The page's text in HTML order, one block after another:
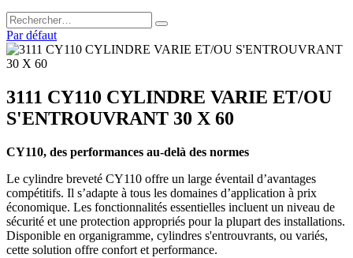
Par défaut
3111 CY110 CYLINDRE VARIE ET/OU
S'ENTROUVRANT 30 X 60
CY110, des performances au-delà des normes
Le cylindre breveté CY110 offre un large éventail d’avantages
compétitifs. Il s’adapte à tous les domaines d’application à prix
économique. Les fonctionnalités essentielles incluent un niveau de
sécurité et une protection appropriés pour la plupart des installations.
Disponible en organigramme, cylindres s'entrouvrants, ou variés,
cette solution offre confort et performance.